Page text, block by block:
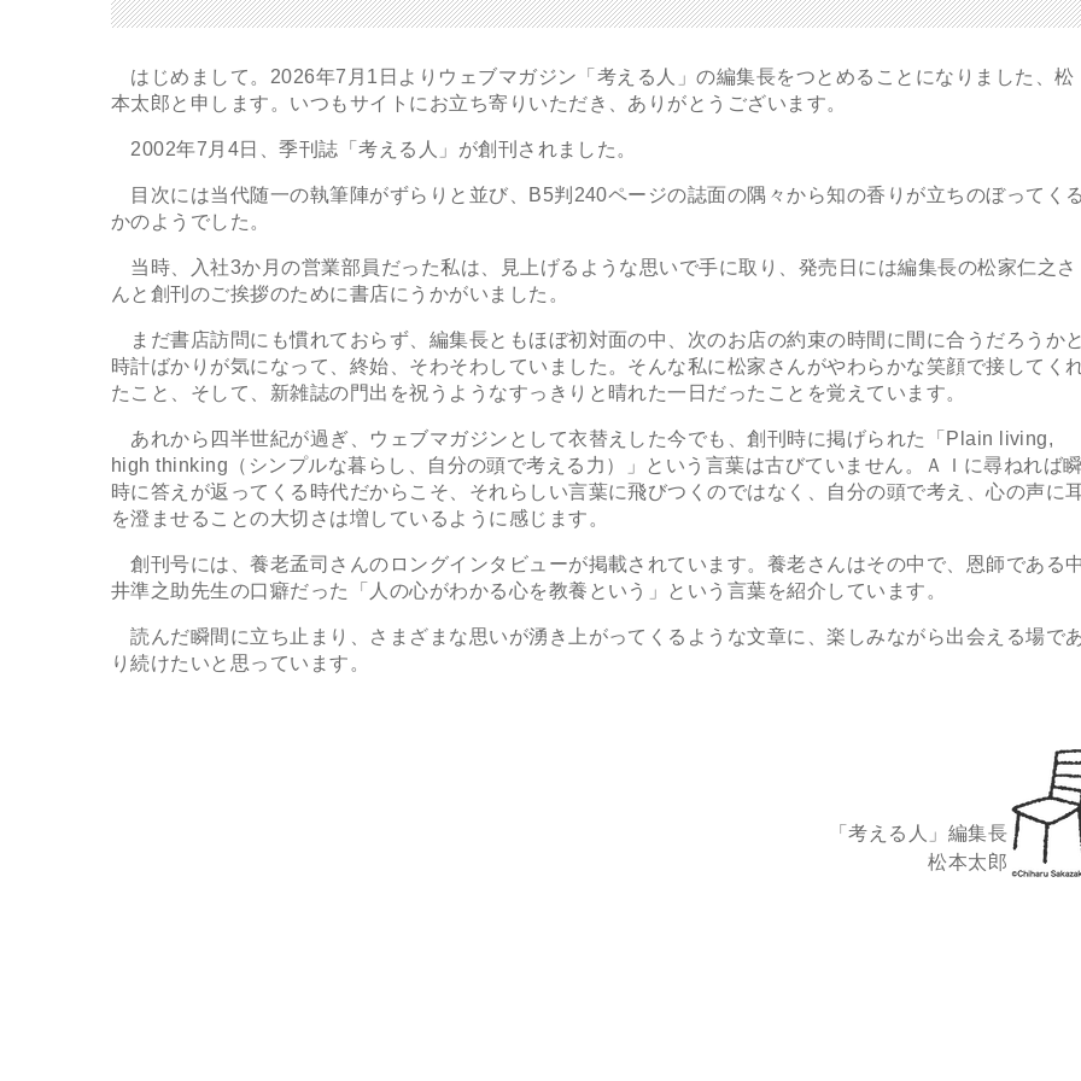
はじめまして。2026年7月1日よりウェブマガジン「考える人」の編集長をつとめることになりました、松
本太郎と申します。いつもサイトにお立ち寄りいただき、ありがとうございます。
2002年7月4日、季刊誌「考える人」が創刊されました。
目次には当代随一の執筆陣がずらりと並び、B5判240ページの誌面の隅々から知の香りが立ちのぼってく
かのようでした。
当時、入社3か月の営業部員だった私は、見上げるような思いで手に取り、発売日には編集長の松家仁之さ
んと創刊のご挨拶のために書店にうかがいました。
まだ書店訪問にも慣れておらず、編集長ともほぼ初対面の中、次のお店の約束の時間に間に合うだろうか
時計ばかりが気になって、終始、そわそわしていました。そんな私に松家さんがやわらかな笑顔で接してく
たこと、そして、新雑誌の門出を祝うようなすっきりと晴れた一日だったことを覚えています。
あれから四半世紀が過ぎ、ウェブマガジンとして衣替えした今でも、創刊時に掲げられた「Plain living,
high thinking（シンプルな暮らし、自分の頭で考える力）」という言葉は古びていません。ＡＩに尋ねれば
時に答えが返ってくる時代だからこそ、それらしい言葉に飛びつくのではなく、自分の頭で考え、心の声に
を澄ませることの大切さは増しているように感じます。
創刊号には、養老孟司さんのロングインタビューが掲載されています。養老さんはその中で、恩師である
井準之助先生の口癖だった「人の心がわかる心を教養という」という言葉を紹介しています。
読んだ瞬間に立ち止まり、さまざまな思いが湧き上がってくるような文章に、楽しみながら出会える場で
り続けたいと思っています。
「考える人」編集長
松本太郎